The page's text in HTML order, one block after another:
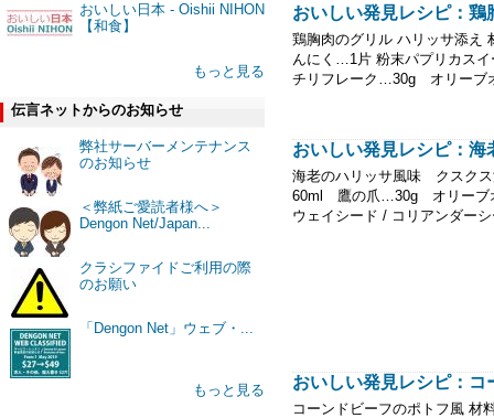
おいしい日本 - Oishii NIHON
【和食】
もっと見る
伝言ネットからのお知らせ
弊社サーバーメンテナンス
のお知らせ
＜弊紙ご愛読者様へ＞
Dengon Net/Japan...
クラシファイドご利用の際
のお願い
「Dengon Net」ウェブ・...
もっと見る
おいしい発見レシピ：
鶏胸肉のグリル ハリッサ添
んにく…1片 粉末パプリカス
チリフレーク…30g オリー
おいしい発見レシピ：
海老のハリッサ風味 クスク
60ml 鷹の爪…30g オリーブ
ウェイシード / コリアンダー
おいしい発見レシピ：
コーンドビーフのポトフ風 材